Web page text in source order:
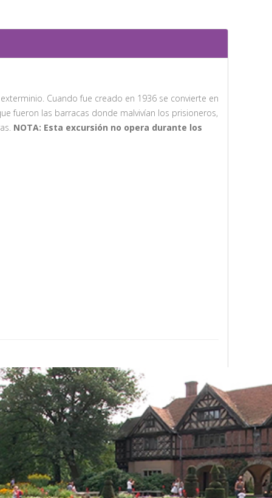
Cuando fue creado en 1936 se convierte en
fueron las barracas donde malvivían los prisioneros,
NOTA: Esta excursión no opera durante los